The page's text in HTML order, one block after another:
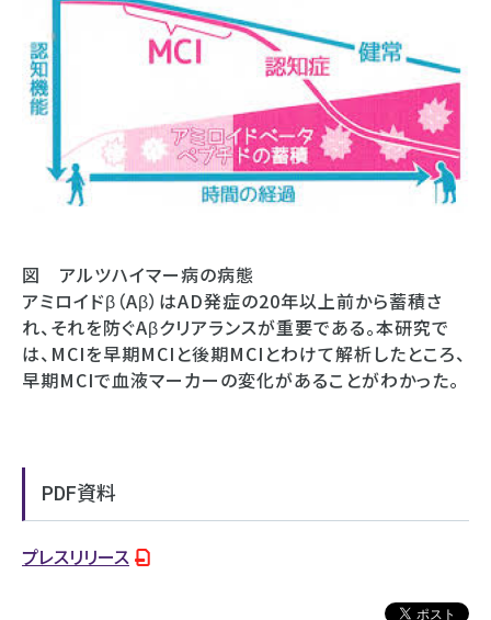
図 アルツハイマー病の病態
アミロイドβ（Aβ）はAD発症の20年以上前から蓄積さ
れ、それを防ぐAβクリアランスが重要である。本研究で
は、MCIを早期MCIと後期MCIとわけて解析したところ、
早期MCIで血液マーカーの変化があることがわかった。
PDF資料
プレスリリース